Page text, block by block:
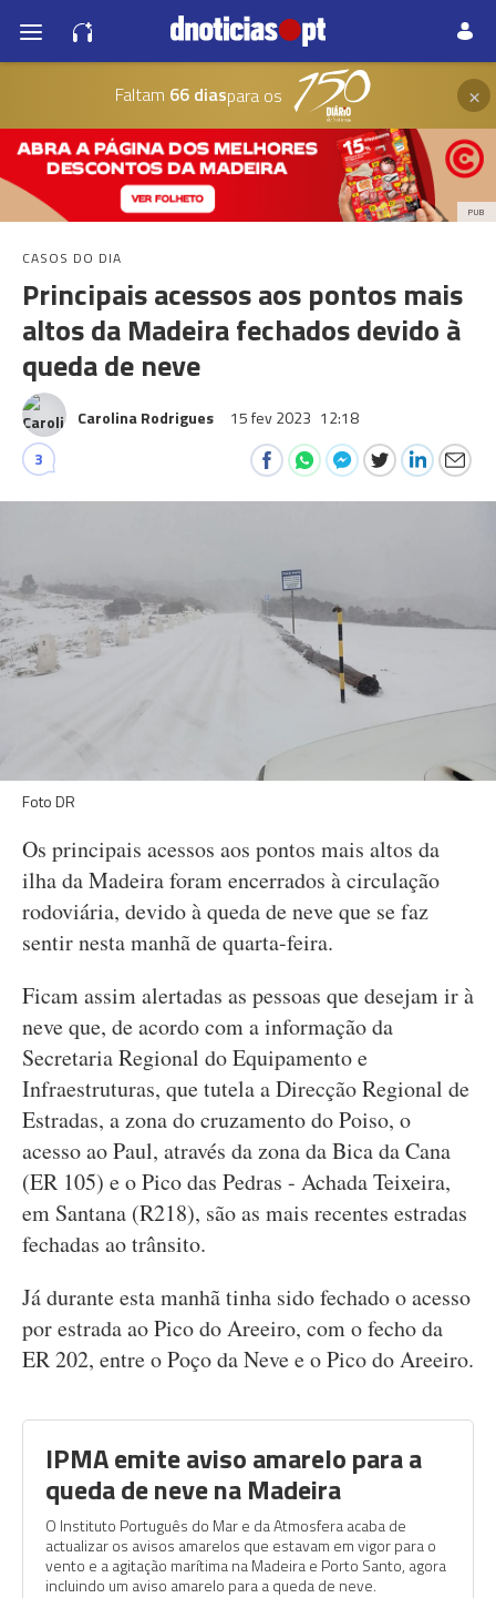
Faltam 66 diaspara os ×
PUB
CASOS DO DIA
Principais acessos aos pontos mais
altos da Madeira fechados devido à
queda de neve
Carolina Rodrigues 15 fev 2023 12:18
3
Foto DR
Os principais acessos aos pontos mais altos da
ilha da Madeira foram encerrados à circulação
rodoviária, devido à queda de neve que se faz
sentir nesta manhã de quarta-feira.
Ficam assim alertadas as pessoas que desejam ir à
neve que, de acordo com a informação da
Secretaria Regional do Equipamento e
Infraestruturas, que tutela a Direcção Regional de
Estradas, a zona do cruzamento do Poiso, o
acesso ao Paul, através da zona da Bica da Cana
(ER 105) e o Pico das Pedras - Achada Teixeira,
em Santana (R218), são as mais recentes estradas
fechadas ao trânsito.
Já durante esta manhã tinha sido fechado o acesso
por estrada ao Pico do Areeiro, com o fecho da
ER 202, entre o Poço da Neve e o Pico do Areeiro.
IPMA emite aviso amarelo para a
queda de neve na Madeira
O Instituto Português do Mar e da Atmosfera acaba de
actualizar os avisos amarelos que estavam em vigor para o
vento e a agitação marítima na Madeira e Porto Santo, agora
incluindo um aviso amarelo para a queda de neve.